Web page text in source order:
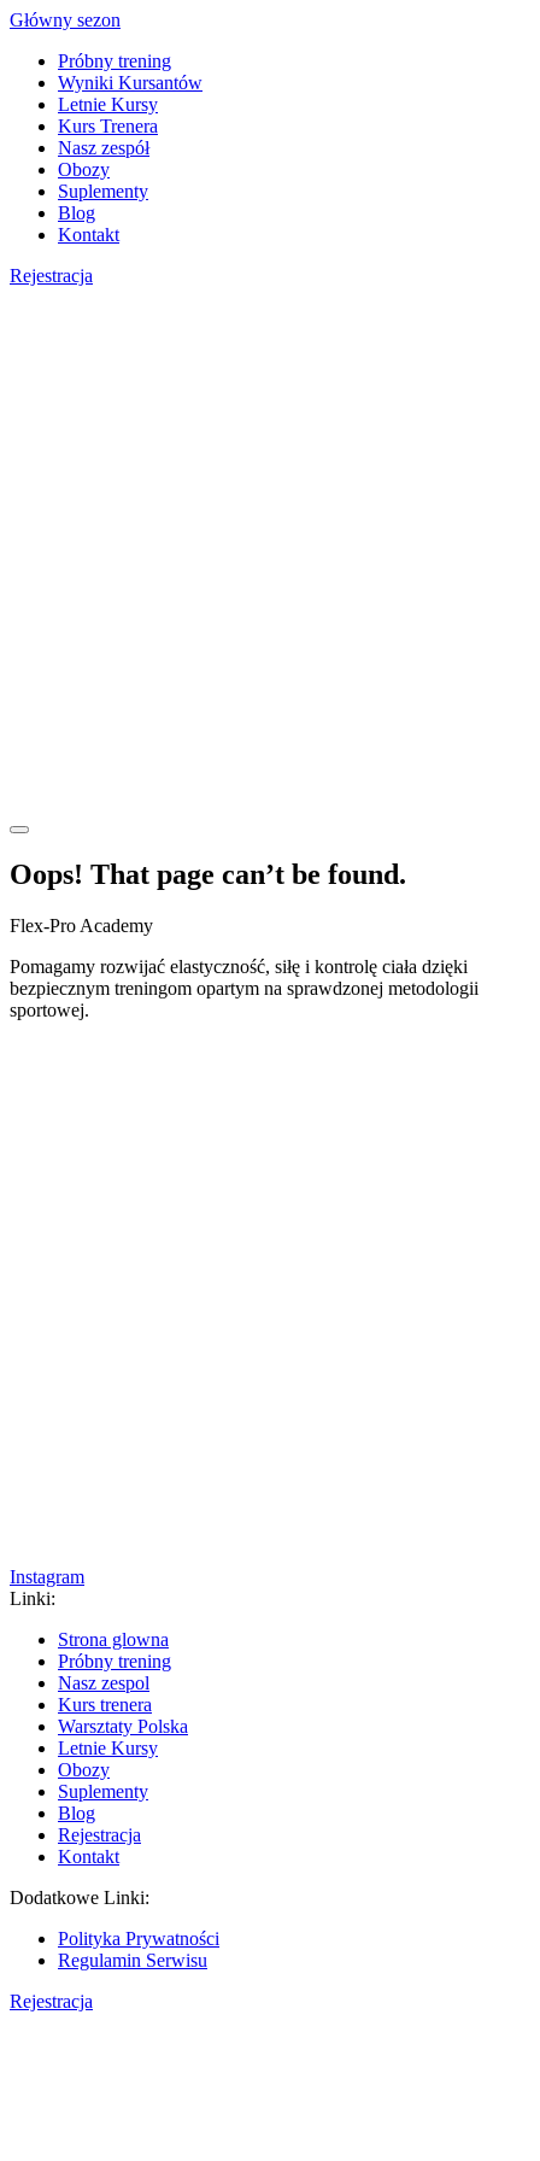
Skip
content
Główny sezon
Próbny trening
Wyniki Kursantów
Letnie Kursy
Kurs Trenera
Nasz zespół
Obozy
Suplementy
Blog
Kontakt
Rejestracja
Oops! That page can’t be found.
Flex-Pro Academy
Pomagamy rozwijać elastyczność, siłę i kontrolę ciała dzięki
bezpiecznym treningom opartym na sprawdzonej metodologii
sportowej.
Instagram
Linki:
Strona glowna
Próbny trening
Nasz zespol
Kurs trenera
Warsztaty Polska
Letnie Kursy
Obozy
Suplementy
Blog
Rejestracja
Kontakt
Dodatkowe Linki:
Polityka Prywatności
Regulamin Serwisu
Rejestracja